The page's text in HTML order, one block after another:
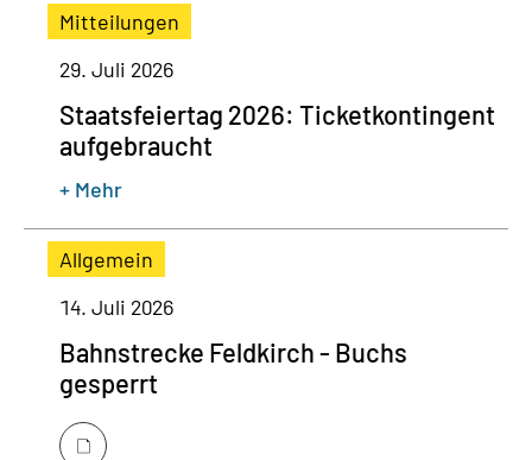
Mitteilungen
29. Juli 2026
Staatsfeiertag 2026: Ticketkontingent
aufgebraucht
+ Mehr
Allgemein
14. Juli 2026
Bahnstrecke Feldkirch - Buchs
gesperrt